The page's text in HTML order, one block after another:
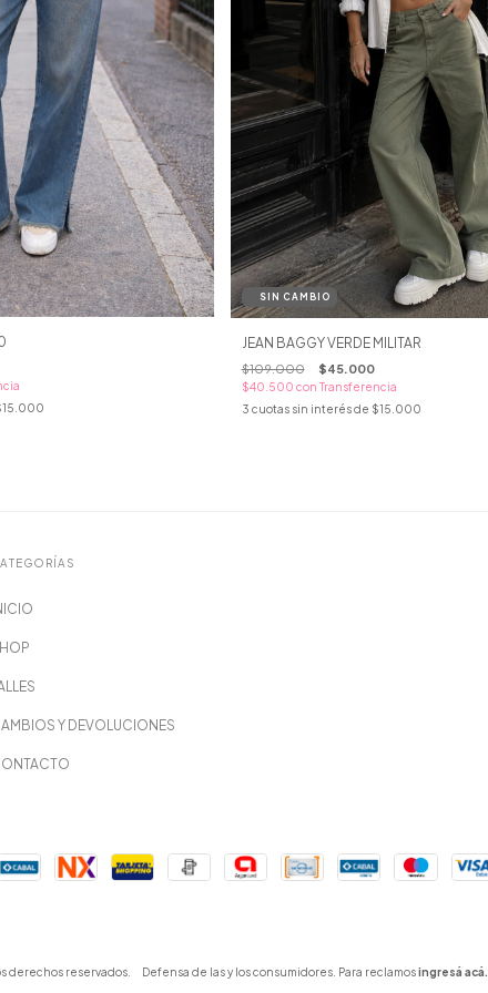
JEAN BAGGY VERDE MILITAR
$109.000 $45.000
$40.500 con Transferencia
3 cuotas sin interés de $15.000
Y DEVOLUCIONES
derechos reservados. Defensa de las y los consumidores. Para reclamos ingresá acá.